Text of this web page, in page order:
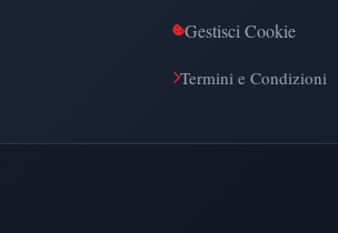
Gestisci Cookie
Termini e Condizioni